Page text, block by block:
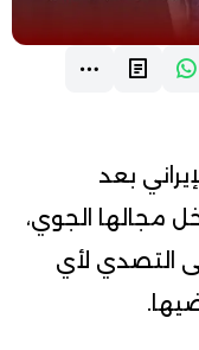
بعد
مجالها الجوي،
التصدي لأي